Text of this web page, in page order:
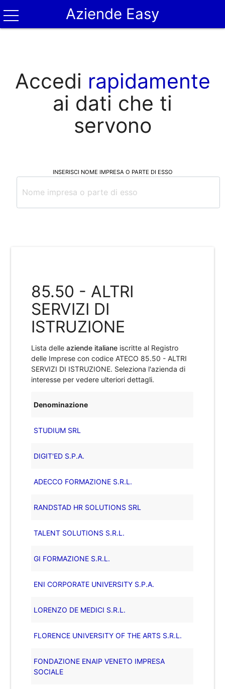
Aziende Easy
Accedi rapidamente
ai dati che ti
servono
INSERISCI NOME IMPRESA O PARTE DI ESSO
85.50 - ALTRI
SERVIZI DI
ISTRUZIONE
Lista delleaziende italiane iscritte al Registro
delle Imprese con codice ATECO 85.50 - ALTRI
SERVIZI DI ISTRUZIONE. Seleziona l'azienda di
interesse per vedere ulteriori dettagli.
Denominazione
STUDIUM SRL
DIGIT'ED S.P.A.
ADECCO FORMAZIONE S.R.L.
RANDSTAD HR SOLUTIONS SRL
TALENT SOLUTIONS S.R.L.
GI FORMAZIONE S.R.L.
ENI CORPORATE UNIVERSITY S.P.A.
LORENZO DE MEDICI S.R.L.
FLORENCE UNIVERSITY OF THE ARTS S.R.L.
FONDAZIONE ENAIP VENETO IMPRESA
SOCIALE